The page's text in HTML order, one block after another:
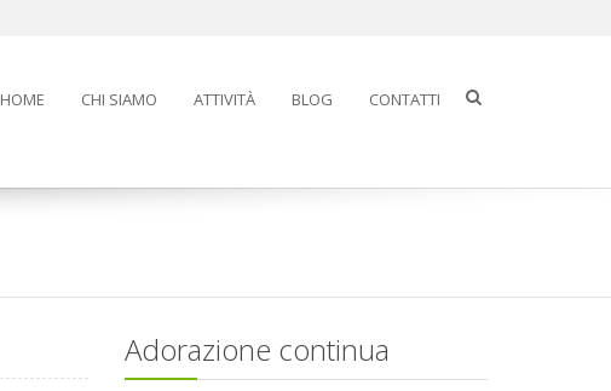
HOME CHI SIAMO ATTIVITÀ BLOG CONTATTI
Adorazione continua